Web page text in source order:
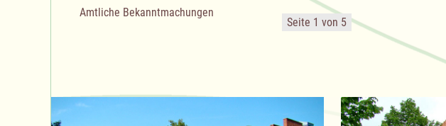
Seite 1 von 5
Amtliche Bekanntmachungen